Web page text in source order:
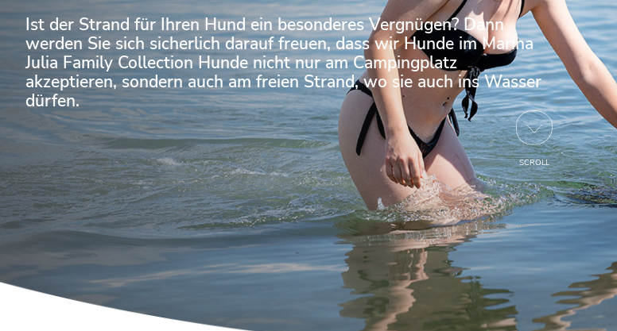
Ist der Strand für Ihren Hund ein besonderes Vergnügen? Dann
werden Sie sich sicherlich darauf freuen, dass wir Hunde im Marina
Julia Family Collection Hunde nicht nur am Campingplatz
akzeptieren, sondern auch am freien Strand, wo sie auch ins Wasser
dürfen.
SCROLL